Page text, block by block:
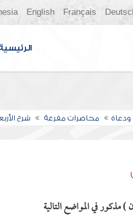
Français
English
ودعاة محاضرات مفرغة شرح
في المواضع التالية